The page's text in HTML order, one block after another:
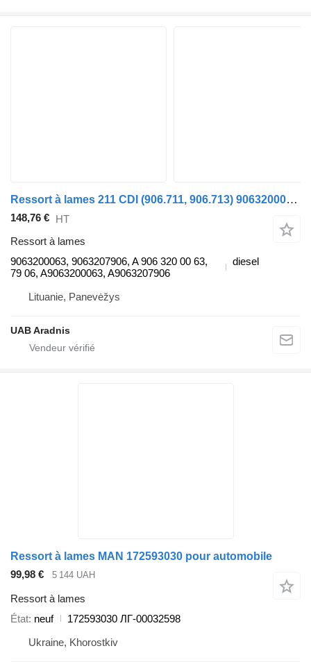
Ressort à lames 211 CDI (906.711, 906.713) 9063200063 pour automobile Mercedes-Benz SPRINTER 3-t Minibus / passenger (906)
148,76 € HT
Ressort à lames
9063200063, 9063207906, A 906 320 00 63,
79 06, A9063200063, A9063207906
diesel
Lituanie, Panevėžys
UAB Aradnis
Ressort à lames MAN 172593030 pour automobile
99,98 €
5 144 UAH
Ressort à lames
État neuf
172593030 ЛГ-00032598
Ukraine, Khorostkiv